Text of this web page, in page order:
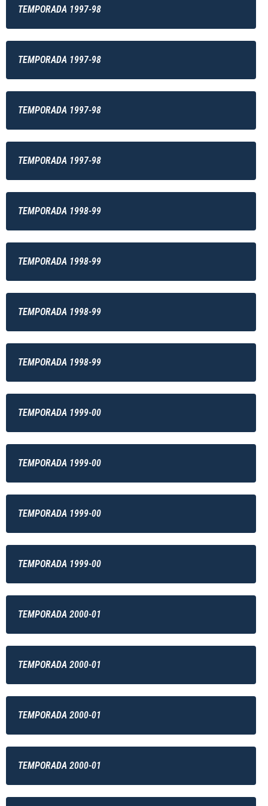
TEMPORADA 1997-98
TEMPORADA 1997-98
TEMPORADA 1997-98
TEMPORADA 1997-98
TEMPORADA 1998-99
TEMPORADA 1998-99
TEMPORADA 1998-99
TEMPORADA 1998-99
TEMPORADA 1999-00
TEMPORADA 1999-00
TEMPORADA 1999-00
TEMPORADA 1999-00
TEMPORADA 2000-01
TEMPORADA 2000-01
TEMPORADA 2000-01
TEMPORADA 2000-01